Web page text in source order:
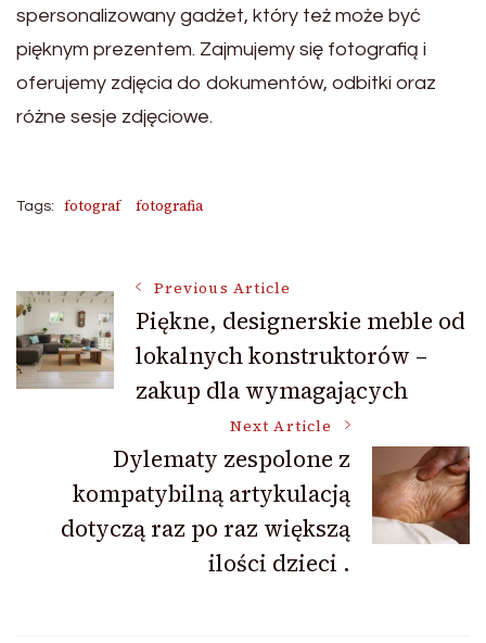
spersonalizowany gadżet, który też może być
pięknym prezentem. Zajmujemy się fotografią i
oferujemy zdjęcia do dokumentów, odbitki oraz
różne sesje zdjęciowe.
Tags: fotograf fotografia
Post
Navigation
Previous Article
Piękne, designerskie meble od
lokalnych konstruktorów –
zakup dla wymagających
Next Article
Dylematy zespolone z
kompatybilną artykulacją
dotyczą raz po raz większą
ilości dzieci .